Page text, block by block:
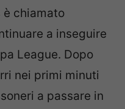
è chiamato
a inseguire
League. Dopo
nei primi minuti
a passare in